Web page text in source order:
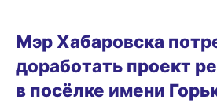
Мэр Хабаровска
доработать проект
в посёлке имени